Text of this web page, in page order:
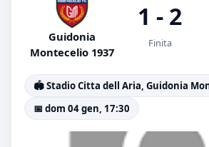
Guidonia
Montecelio 1937
1 - 2
Finita
🏟️ Stadio Citta dell Aria, Guidonia
📅 dom 04 gen, 17:30